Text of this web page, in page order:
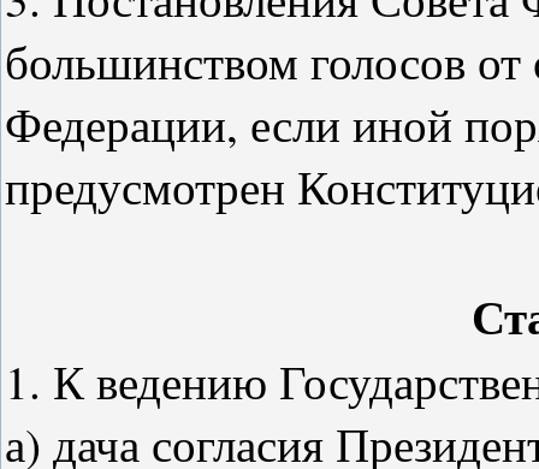
большинством голосов
Федерации, если иной
предусмотрен
1. К ведению
а) дача согласия